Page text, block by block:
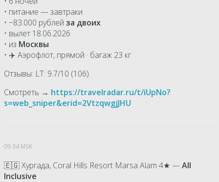
• питание — завтраки
• ~83.000 рублей за двоих
• вылет 18.06.2026
• из Москвы
• ✈️ Аэрофлот, прямой · багаж 23 кг
Отзывы: LT: 9.7/10 (106).
Смотреть → https://travelradar.ru/t/iUpNo?
s=web_sniper&erid=2VtzqwgjJHU
09:34 MSK
🇪🇬 Хургада, Coral Hills Resort Marsa Alam 4★ —All
Inclusive